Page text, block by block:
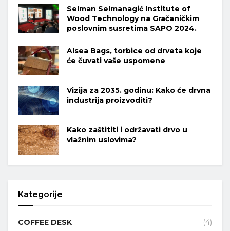
Selman Selmanagić Institute of
Wood Technology na Gračaničkim
poslovnim susretima SAPO 2024.
Alsea Bags, torbice od drveta koje
će čuvati vaše uspomene
Vizija za 2035. godinu: Kako će drvna
industrija proizvoditi?
Kako zaštititi i održavati drvo u
vlažnim uslovima?
Kategorije
COFFEE DESK (4)